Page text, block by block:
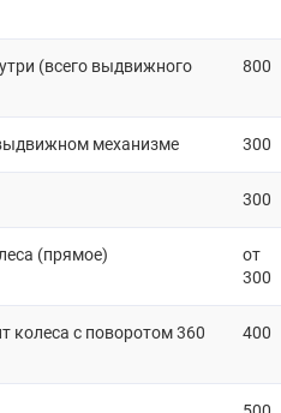
(всего выдвижного
800
механизме 300
300
(прямое)
от
300
колеса с поворотом 360
400